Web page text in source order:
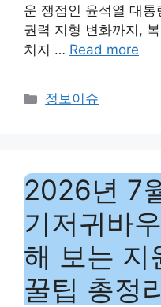
운 쟁점인 윤석열 대
권력 지형 변화까지,
치지 … Read more
Categories
정보이슈
2026년 7
기저귀바
해 보는 지
꿀팁 총정